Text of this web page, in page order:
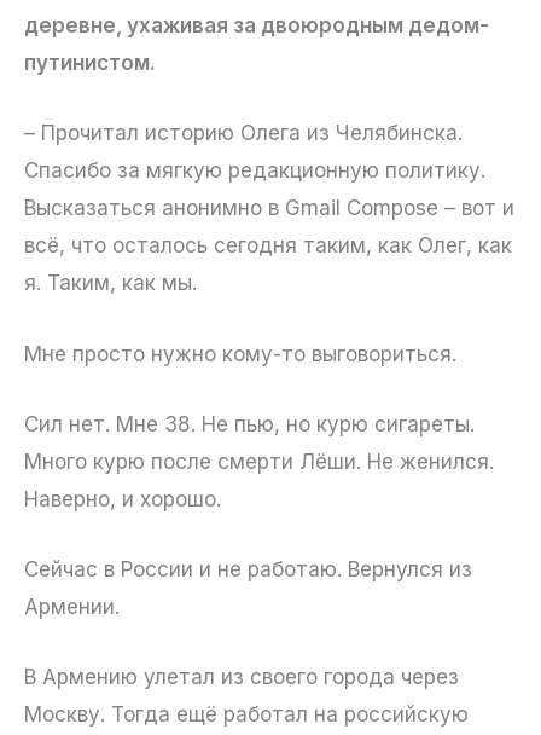
деревне, ухаживая за двоюродным дедом-
путинистом.
– Прочитал историю Олега из Челябинска.
Спасибо за мягкую редакционную политику.
Высказаться анонимно в Gmail Compose – вот и
всё, что осталось сегодня таким, как Олег, как
я. Таким, как мы.
Мне просто нужно кому-то выговориться.
Сил нет. Мне 38. Не пью, но курю сигареты.
Много курю после смерти Лёши. Не женился.
Наверно, и хорошо.
Сейчас в России и не работаю. Вернулся из
Армении.
В Армению улетал из своего города через
Москву. Тогда ещё работал на российскую